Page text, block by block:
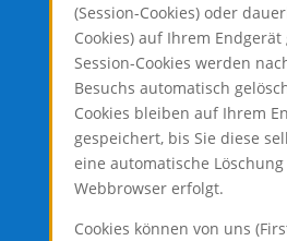
(Session-Cookies) oder
Cookies) auf Ihrem
Session-Cookies werden
Besuchs automatisch
Cookies bleiben auf Ihrem
gespeichert, bis Sie diese
eine automatische
Webbrowser erfolgt.
Cookies können von uns